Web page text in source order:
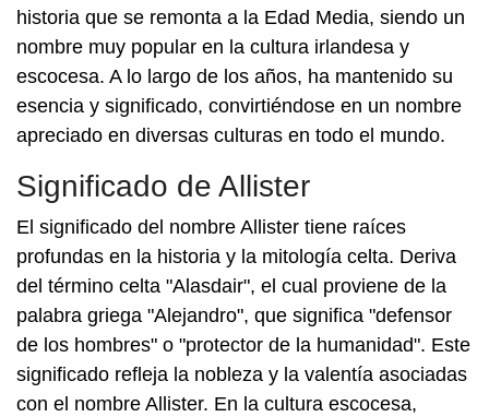
historia que se remonta a la Edad Media, siendo un
nombre muy popular en la cultura irlandesa y
escocesa. A lo largo de los años, ha mantenido su
esencia y significado, convirtiéndose en un nombre
apreciado en diversas culturas en todo el mundo.
Significado de Allister
El significado del nombre Allister tiene raíces
profundas en la historia y la mitología celta. Deriva
del término celta "Alasdair", el cual proviene de la
palabra griega "Alejandro", que significa "defensor
de los hombres" o "protector de la humanidad". Este
significado refleja la nobleza y la valentía asociadas
con el nombre Allister. En la cultura escocesa,